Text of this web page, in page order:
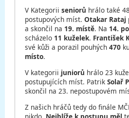
V Kategorii seniorů hrálo také
postupových míst. Otakar Rataj
a skončil na 19. místě. Na 14.
scházelo 11 kuželek. František
své kůži a porazil pouhých 470
místo.
V kategorii juniorů hrálo 23
postupujících míst. Patrik Solař
skončil na 23. nepostupovém
Z našich hráčů tedy do finále
nikdo. Nejblíže k postupu měl